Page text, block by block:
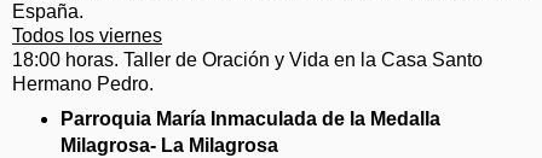
España.
Todos los viernes
18:00 horas. Taller de Oración y Vida en la Casa Santo
Hermano Pedro.
Parroquia María Inmaculada de la Medalla
Milagrosa- La Milagrosa